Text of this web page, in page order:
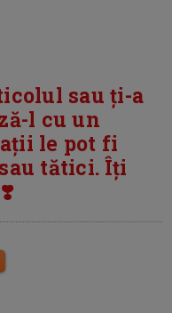
sau ți-a
l cu un
le pot fi
tătici. Îți